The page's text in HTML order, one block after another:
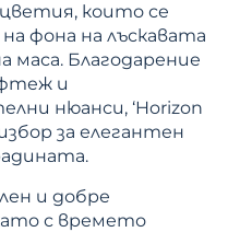
които се
фона на лъскавата
маса. Благодарение
и
нюанси, ‘Horizon
за елегантен
и добре
с времето